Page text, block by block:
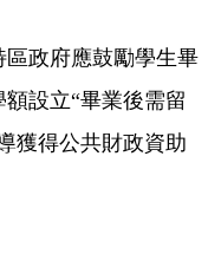
政府應鼓勵學生畢
設立“畢業後需留
獲得公共財政資助